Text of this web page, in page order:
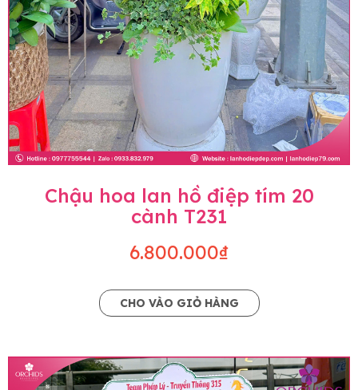
Chậu hoa lan hồ điệp tím 20
cành T231
6.800.000₫
CHO VÀO GIỎ HÀNG